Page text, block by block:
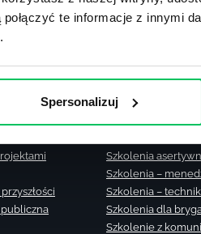
te informacje z innymi
Spersonalizuj
Szkolenia –
Szkolenia –
Szkolenie –
Szkolenia
Szkolenia –
Szkolenia –
Szkolenia dla
Szkolenie z